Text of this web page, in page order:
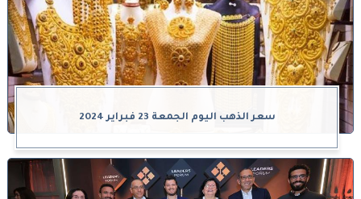
سعر الذهب اليوم الجمعة 23 فبراير 2024